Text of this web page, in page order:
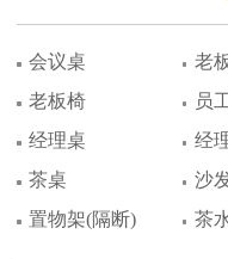
会议桌 老
老板椅
员
经理桌
经
茶桌
沙
置物架(隔断)
茶